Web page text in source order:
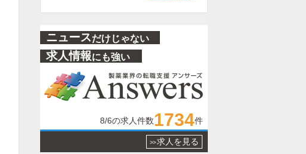
ニュースだけじゃない
求人情報にも強い
8/6の求人件数1734件
>> 求人を見る